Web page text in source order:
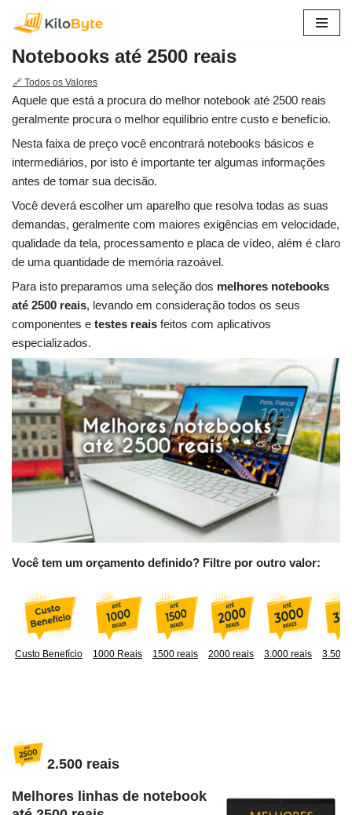
para
o
conteúdo
Notebooks até 2500 reais
🔗 Todos os Valores
Aquele que está a procura do melhor notebook até 2500 reais
geralmente procura o melhor equilíbrio entre custo e benefício.
Nesta faixa de preço você encontrará notebooks básicos e
intermediários, por isto é importante ter algumas informações
antes de tomar sua decisão.
Você deverá escolher um aparelho que resolva todas as suas
demandas, geralmente com maiores exigências em velocidade,
qualidade da tela, processamento e placa de vídeo, além é claro
de uma quantidade de memória razoável.
Para isto preparamos uma seleção dos melhores notebooks
até 2500 reais, levando em consideração todos os seus
componentes e testes reais feitos com aplicativos
especializados.
Você tem um orçamento definido? Filtre por outro valor:
Custo Benefício 1000 Reais 1500 reais 2000 reais 3.000 reais 3.500
2.500 reais
Melhores linhas de notebook